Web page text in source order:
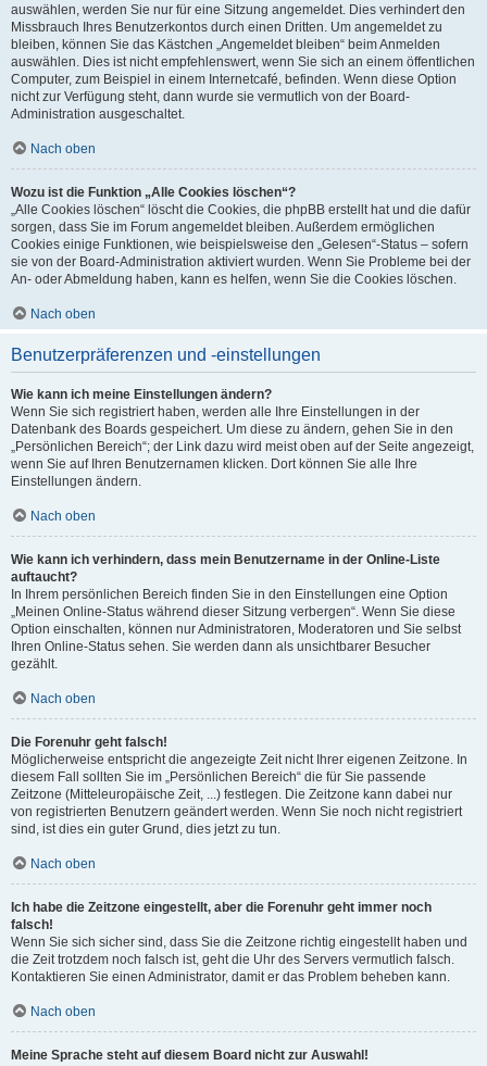
auswählen, werden Sie nur für eine Sitzung angemeldet. Dies verhindert den
Missbrauch Ihres Benutzerkontos durch einen Dritten. Um angemeldet zu
bleiben, können Sie das Kästchen „Angemeldet bleiben“ beim Anmelden
auswählen. Dies ist nicht empfehlenswert, wenn Sie sich an einem öffentlichen
Computer, zum Beispiel in einem Internetcafé, befinden. Wenn diese Option
nicht zur Verfügung steht, dann wurde sie vermutlich von der Board-
Administration ausgeschaltet.
Nach oben
Wozu ist die Funktion „Alle Cookies löschen“?
„Alle Cookies löschen“ löscht die Cookies, die phpBB erstellt hat und die dafür
sorgen, dass Sie im Forum angemeldet bleiben. Außerdem ermöglichen
Cookies einige Funktionen, wie beispielsweise den „Gelesen“-Status – sofern
sie von der Board-Administration aktiviert wurden. Wenn Sie Probleme bei der
An- oder Abmeldung haben, kann es helfen, wenn Sie die Cookies löschen.
Nach oben
Benutzerpräferenzen und -einstellungen
Wie kann ich meine Einstellungen ändern?
Wenn Sie sich registriert haben, werden alle Ihre Einstellungen in der
Datenbank des Boards gespeichert. Um diese zu ändern, gehen Sie in den
„Persönlichen Bereich“; der Link dazu wird meist oben auf der Seite angezeigt,
wenn Sie auf Ihren Benutzernamen klicken. Dort können Sie alle Ihre
Einstellungen ändern.
Nach oben
Wie kann ich verhindern, dass mein Benutzername in der Online-Liste
auftaucht?
In Ihrem persönlichen Bereich finden Sie in den Einstellungen eine Option
„Meinen Online-Status während dieser Sitzung verbergen“. Wenn Sie diese
Option einschalten, können nur Administratoren, Moderatoren und Sie selbst
Ihren Online-Status sehen. Sie werden dann als unsichtbarer Besucher
gezählt.
Nach oben
Die Forenuhr geht falsch!
Möglicherweise entspricht die angezeigte Zeit nicht Ihrer eigenen Zeitzone. In
diesem Fall sollten Sie im „Persönlichen Bereich“ die für Sie passende
Zeitzone (Mitteleuropäische Zeit, ...) festlegen. Die Zeitzone kann dabei nur
von registrierten Benutzern geändert werden. Wenn Sie noch nicht registriert
sind, ist dies ein guter Grund, dies jetzt zu tun.
Nach oben
Ich habe die Zeitzone eingestellt, aber die Forenuhr geht immer noch
falsch!
Wenn Sie sich sicher sind, dass Sie die Zeitzone richtig eingestellt haben und
die Zeit trotzdem noch falsch ist, geht die Uhr des Servers vermutlich falsch.
Kontaktieren Sie einen Administrator, damit er das Problem beheben kann.
Nach oben
Meine Sprache steht auf diesem Board nicht zur Auswahl!